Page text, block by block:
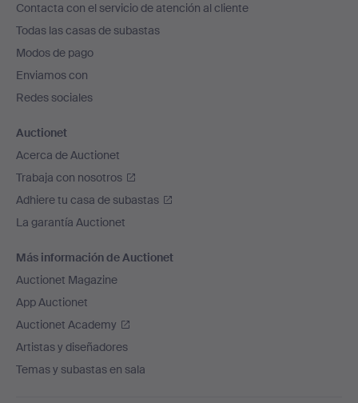
el
pie
de
página
Contacta con el servicio de atención al cliente
Todas las casas de subastas
Modos de pago
Enviamos con
Redes sociales
Auctionet
Acerca de Auctionet
Trabaja con nosotros
Adhiere tu casa de subastas
La garantía Auctionet
Más información de Auctionet
Auctionet Magazine
App Auctionet
Auctionet Academy
Artistas y diseñadores
Temas y subastas en sala